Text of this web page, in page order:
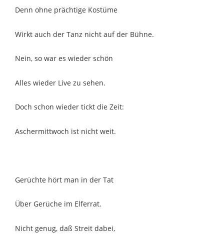
Denn ohne prächtige Kostüme
Wirkt auch der Tanz nicht auf der Bühne.
Nein, so war es wieder schön
Alles wieder Live zu sehen.
Doch schon wieder tickt die Zeit:
Aschermittwoch ist nicht weit.
Gerüchte hört man in der Tat
Über Gerüche im Elferrat.
Nicht genug, daß Streit dabei,